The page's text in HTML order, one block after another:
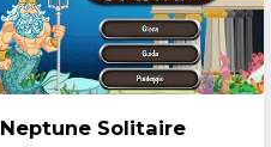
Neptune Solitaire